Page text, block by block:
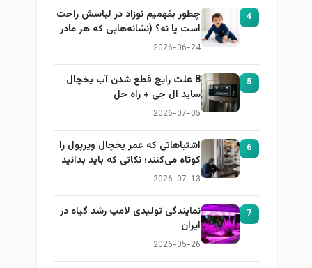
4
چطور بفهمیم نوزاد در لباسش راحت
است یا نه؟ (نشانه‌هایی که هر مادر
باید بداند)
2026-06-24
5
8 علت رایج قطع شدن آب یخچال
ساید ال جی + راه حل
2026-07-05
6
اشتباهاتی که عمر یخچال ویرپول را
کوتاه می‌کنند؛ نکاتی که باید بدانید
2026-07-13
7
نمایندگی تولیدی لامپ رشد گیاه در
ایران
2026-05-26